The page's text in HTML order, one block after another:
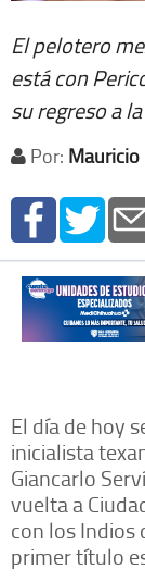
El pelotero
está con
su regreso a
Por:
El día de hoy
inicialista
Giancarlo
vuelta a
con los Indios
primer título